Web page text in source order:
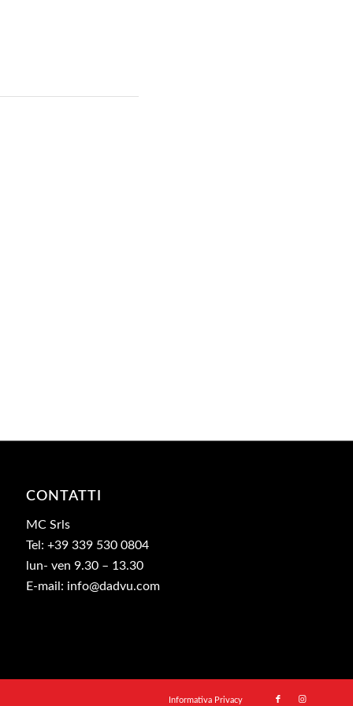
CONTATTI
MC Srls
Tel: +39 339 530 0804
lun- ven 9.30 – 13.30
E-mail: info@dadvu.com
Informativa Privacy